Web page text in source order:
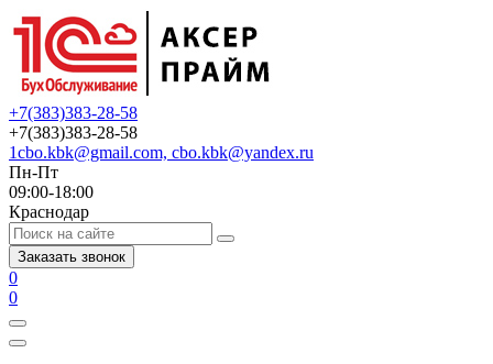
+7(383)383-28-58
+7(383)383-28-58
1cbo.kbk@gmail.com, cbo.kbk@yandex.ru
Пн-Пт
09:00-18:00
Краснодар
Заказать звонок
0
0